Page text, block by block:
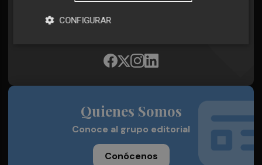
Síguenos en redes
Quienes Somos
Conoce al grupo editorial
Conócenos
CONFIGURAR